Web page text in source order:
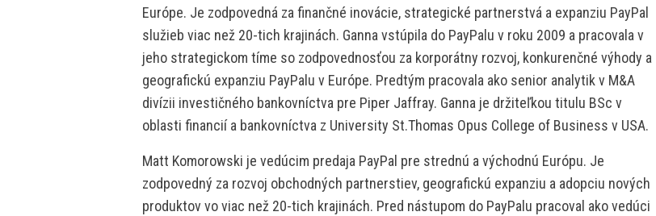
Európe. Je zodpovedná za finančné inovácie, strategické partnerstvá a expanziu PayPal
služieb viac než 20-tich krajinách. Ganna vstúpila do PayPalu v roku 2009 a pracovala v
jeho strategickom tíme so zodpovednosťou za korporátny rozvoj, konkurenčné výhody a
geografickú expanziu PayPalu v Európe. Predtým pracovala ako senior analytik v M&A
divízii investičného bankovníctva pre Piper Jaffray. Ganna je držiteľkou titulu BSc v
oblasti financií a bankovníctva z University St.Thomas Opus College of Business v USA.
Matt Komorowski je vedúcim predaja PayPal pre strednú a východnú Európu. Je
zodpovedný za rozvoj obchodných partnerstiev, geografickú expanziu a adopciu nových
produktov vo viac než 20-tich krajinách. Pred nástupom do PayPalu pracoval ako vedúci